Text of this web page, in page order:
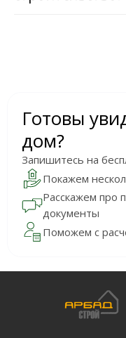
Готовы
дом?
Запишитесь на
Покажем
Расскажем про
документы
Поможем с